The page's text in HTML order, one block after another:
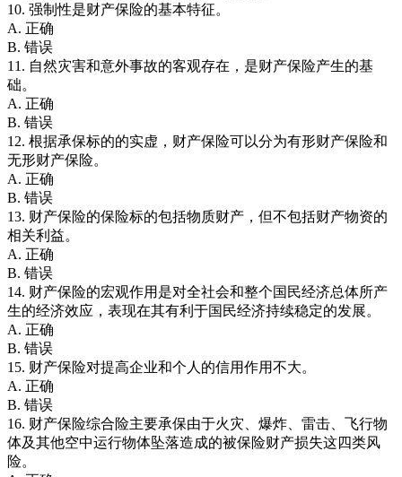
10. 强制性是财产保险的基本特征。
A. 正确
B. 错误
11. 自然灾害和意外事故的客观存在，是财产保险产生的基
础。
A. 正确
B. 错误
12. 根据承保标的的实虚，财产保险可以分为有形财产保险和
无形财产保险。
A. 正确
B. 错误
13. 财产保险的保险标的包括物质财产，但不包括财产物资的
相关利益。
A. 正确
B. 错误
14. 财产保险的宏观作用是对全社会和整个国民经济总体所产
生的经济效应，表现在其有利于国民经济持续稳定的发展。
A. 正确
B. 错误
15. 财产保险对提高企业和个人的信用作用不大。
A. 正确
B. 错误
16. 财产保险综合险主要承保由于火灾、爆炸、雷击、飞行物
体及其他空中运行物体坠落造成的被保险财产损失这四类风
险。